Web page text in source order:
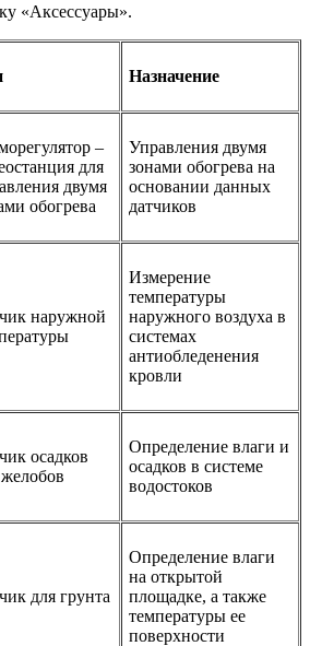
«Аксессуары».
Назначение
–
для
двумя
обогрева
Управления двумя
зонами обогрева на
основании данных
датчиков
наружной
Измерение
температуры
наружного воздуха в
системах
антиобледенения
кровли
осадков
Определение влаги и
осадков в системе
водостоков
для грунта
Определение влаги
на открытой
площадке, а также
температуры ее
поверхности